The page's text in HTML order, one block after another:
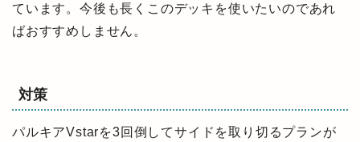
ています。今後も長くこのデッキを使いたいのであれ
ばおすすめしません。
対策
パルキアVstarを3回倒してサイドを取り切るプランが